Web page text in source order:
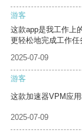
游客
这款app是我工作上
更轻松地完成工作任
2025-07-09
游客
这款加速器VPM应
2025-07-09